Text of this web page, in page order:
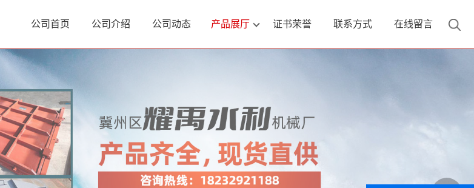
公司首页 公司介绍 公司动态 产品展厅 证书荣誉 联系方式 在线留言